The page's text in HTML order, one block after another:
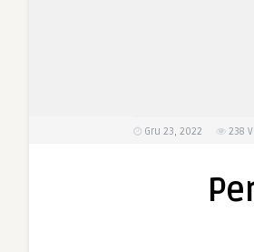
Gru 23, 2022 238